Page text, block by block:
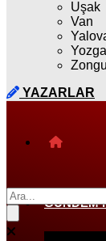
Uşak
Van
YAZARLAR
GÜNDEM